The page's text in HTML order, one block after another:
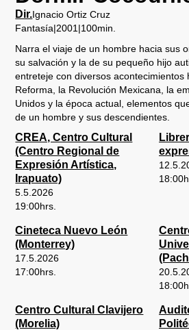
Dir.Ignacio Ortiz Cruz
Fantasía|2001 |100min.
Narra el viaje de un hombre hacia sus
su salvación y la de su pequeño hijo
entreteje con diversos acontecimientos
Reforma, la Revolución Mexicana, la
Unidos y la época actual, elementos
de un hombre y sus descendientes.
CREA, Centro Cultural
(Centro Regional de
Expresión Artística,
Irapuato)
5.5.2026
19:00hrs.
18:00
Cineteca Nuevo León
(Monterrey)
17.5.2026
17:00hrs.
18:00
Centro Cultural Clavijero
(Morelia)